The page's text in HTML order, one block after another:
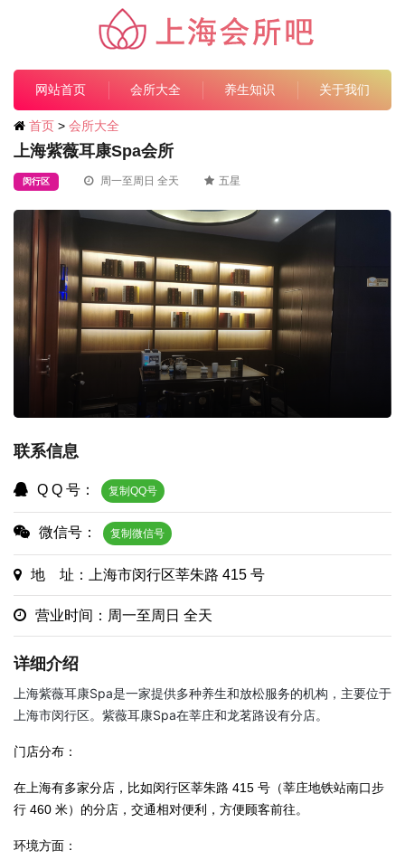
网站首页 会所大全 养生知识 关于我们
首页 > 会所大全
上海紫薇耳康Spa会所
闵行区 周一至周日 全天 五星
联系信息
Q Q 号： 复制QQ号
微信号： 复制微信号
地 址：上海市闵行区莘朱路 415 号
营业时间：周一至周日 全天
详细介绍
上海紫薇耳康Spa是一家提供多种养生和放松服务的机构，主要位于
上海市闵行区。紫薇耳康Spa在莘庄和龙茗路设有分店。
门店分布：
在上海有多家分店，比如闵行区莘朱路 415 号（莘庄地铁站南口步
行 460 米）的分店，交通相对便利，方便顾客前往。
环境方面：